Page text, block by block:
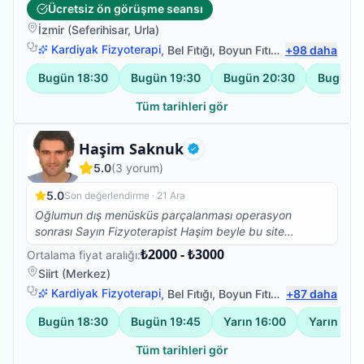
gösterdim omuzda açılma gördüğü için ne
yaptırıyorsan yaptırmaya devam et dedi. Ali ihsan bey
e çok teşşekkür ederim onun sayesinde ameliyattan
kurtuldum.
Ücretsiz ön görüşme seansı
İzmir (Seferihisar, Urla)
Kardiyak Fizyoterapi, Bel Fıtığı, Boyun Fıtığı ,Omuz Bağ
+98daha
Bugün 18:30 Bugün 19:30 Bugün 20:30 Bugün
Tüm tarihleri gör
Haşim Saknuk Doğrulanmış
Fizyoterapist
5.0(3 yorum)
5.0Son değerlendirme · 21 Ara
Oğlumun dış menüsküs parçalanması operasyon
sonrası Sayın Fizyoterapist Haşim beyle bu site
sayesinde tanışmamız bizler için çok büyük bir şans
oldu. Tedavi açısından kendisinden oldukça memnun
kaldık. Ameliyat sonrası kısa bir sürede oğlum eskisi
gibi gayet rahat bir şekilde yürümeye başladı. Haşim
beyin hastalarına karsı gösterdiği ilgi ve özenli
çalışmasından oğlumu kısa sürede ayağa
kaldırmasından dolayı kendisine aile müteşekkiriz..
Ortalama fiyat aralığı:₺2000 - ₺3000
Siirt (Merkez)
Kardiyak Fizyoterapi, Bel Fıtığı, Boyun Fıtığı Omuz Bağ
+87daha
Bugün 18:30 Bugün 19:45 Yarın 16:00 Yarın
Tüm tarihleri gör